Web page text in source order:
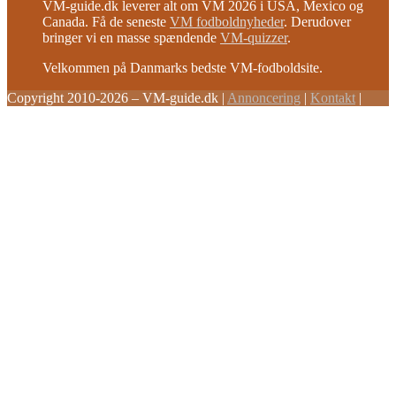
VM-guide.dk leverer alt om VM 2026 i USA, Mexico og
Canada. Få de seneste VM fodboldnyheder. Derudover
bringer vi en masse spændende VM-quizzer.
Velkommen på Danmarks bedste VM-fodboldsite.
Copyright 2010-2026 – VM-guide.dk | Annoncering | Kontakt |